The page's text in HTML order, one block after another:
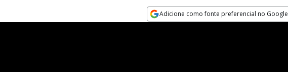
Adicione como fonte preferencial no Google